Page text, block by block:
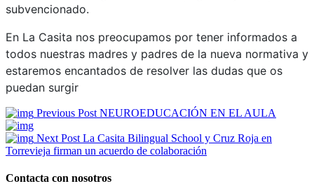
subvencionado.
En La Casita nos preocupamos por tener informados a
todos nuestras madres y padres de la nueva normativa y
estaremos encantados de resolver las dudas que os
puedan surgir
Previous Post NEUROEDUCACIÓN EN EL AULA
Next Post La Casita Bilingual School y Cruz Roja en
Torrevieja firman un acuerdo de colaboración
Contacta con nosotros